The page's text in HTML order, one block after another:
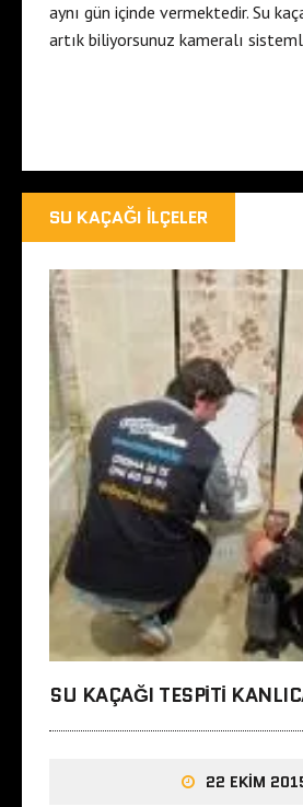
aynı gün içinde vermektedir. Su
artık biliyorsunuz kameralı
SU KAÇAĞI İLÇELER
SU KAÇAĞI TESPITI
22 EKIM